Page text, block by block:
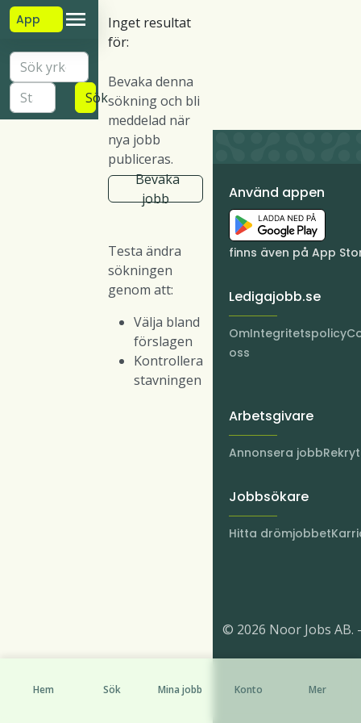
App
Sök
Inget resultat
för:
Bevaka denna
sökning och bli
meddelad när
nya jobb
publiceras.
Bevaka
jobb
Testa ändra
sökningen
genom att:
Välja bland
förslagen
Kontrollera
stavningen
Använd appen
finns även på App
Ledigajobb.se
Om
oss
Integritetspolicy
Arbetsgivare
Annonsera jobb
Jobbsökare
Hitta drömjobbet
© 2026 Noor Jobs AB.
Hem Sök Mina jobb Konto Mer